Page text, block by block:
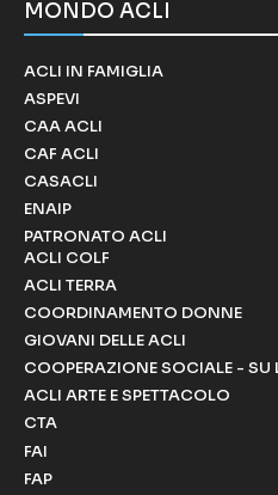
MONDO ACLI
ACLI IN FAMIGLIA
ASPEVI
CAA ACLI
CAF ACLI
CASACLI
ENAIP
PATRONATO ACLI
ACLI COLF
ACLI TERRA
COORDINAMENTO DONNE
GIOVANI DELLE ACLI
COOPERAZIONE SOCIALE - SU
ACLI ARTE E SPETTACOLO
CTA
FAI
FAP